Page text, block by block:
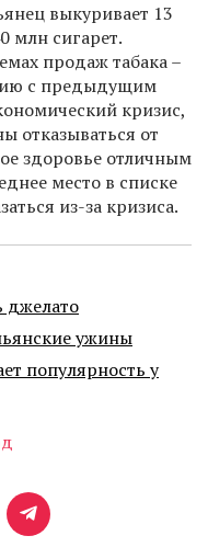
выкуривает 13
млн сигарет.
продаж табака –
с предыдущим
кризис,
отказываться от
здоровье отличным
место в списке
из-за кризиса.
джелато
ужины
популярность у